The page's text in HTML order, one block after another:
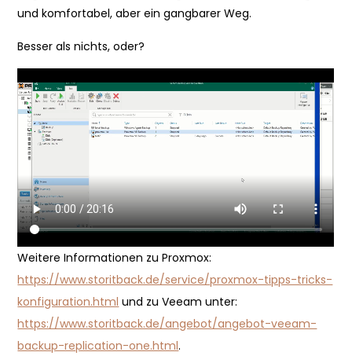
und komfortabel, aber ein gangbarer Weg.
Besser als nichts, oder?
Weitere Informationen zu Proxmox:
https://www.storitback.de/service/proxmox-tipps-tricks-
konfiguration.html und zu Veeam unter:
https://www.storitback.de/angebot/angebot-veeam-
backup-replication-one.html.